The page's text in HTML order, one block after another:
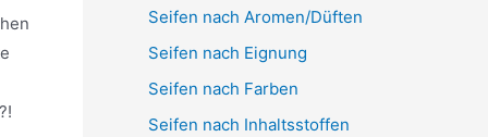
Seifen nach Aromen/Düften
Seifen nach Eignung
Seifen nach Farben
Seifen nach Inhaltsstoffen